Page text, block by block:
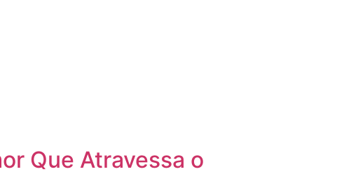
Que Atravessa o